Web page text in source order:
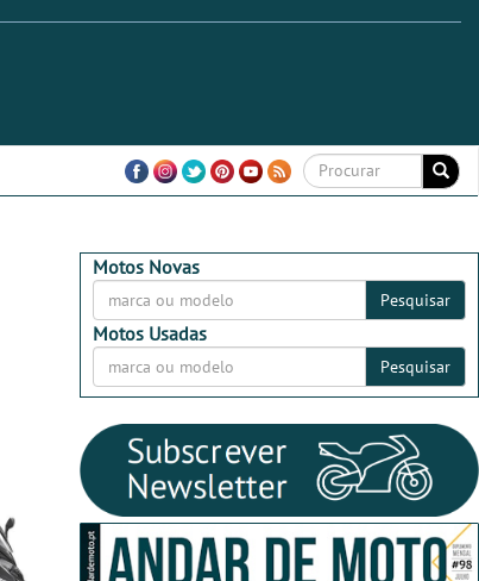
Motos Novas
Pesquisar
Motos Usadas
Pesquisar